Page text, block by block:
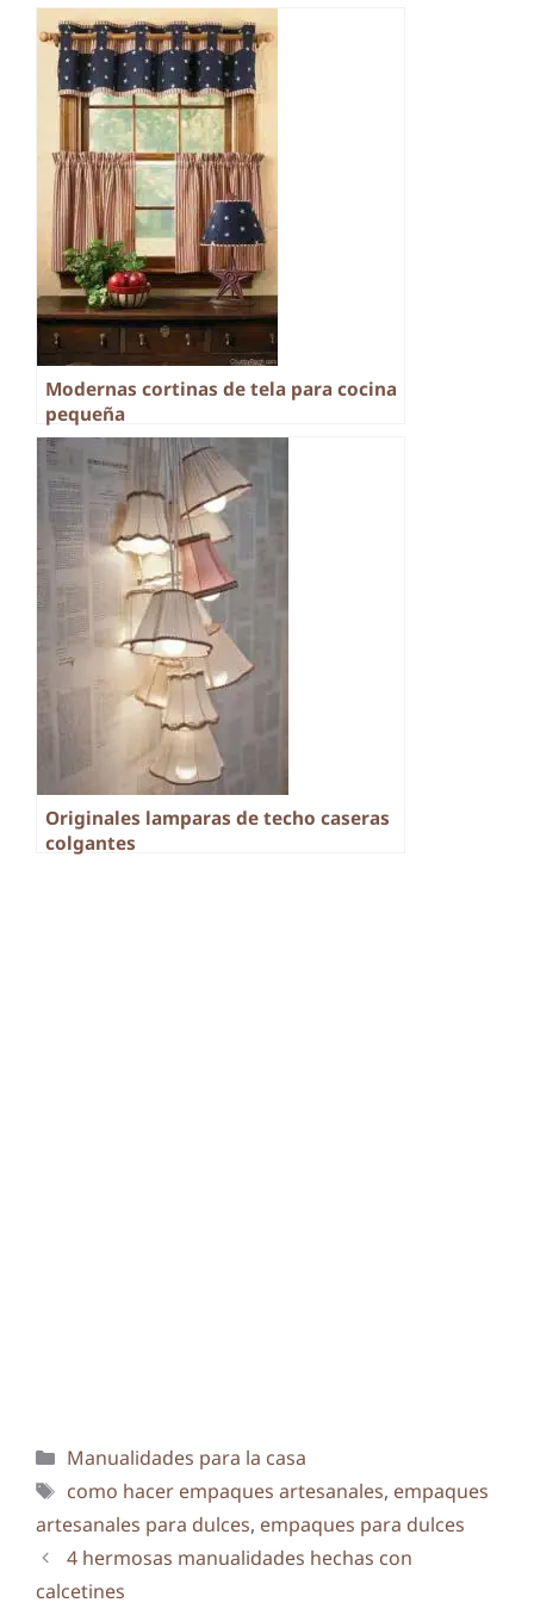
Modernas cortinas de tela para cocina
pequeña
Originales lamparas de techo caseras
colgantes
Categorías
Manualidades para la casa
Etiquetas
como hacer empaques artesanales, empaques
artesanales para dulces, empaques para dulces
4 hermosas manualidades hechas con
calcetines